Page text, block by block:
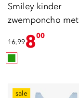
Smiley kinder
zwemponcho met
capuchon groen
16,99800
sale